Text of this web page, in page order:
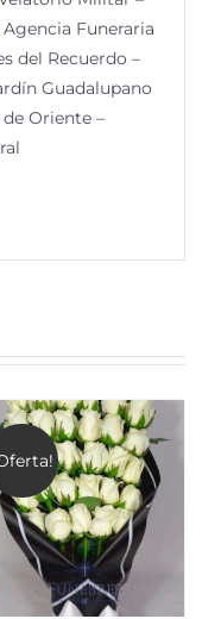
Funeraria
del Recuerdo –
Guadalupano
Oriente –